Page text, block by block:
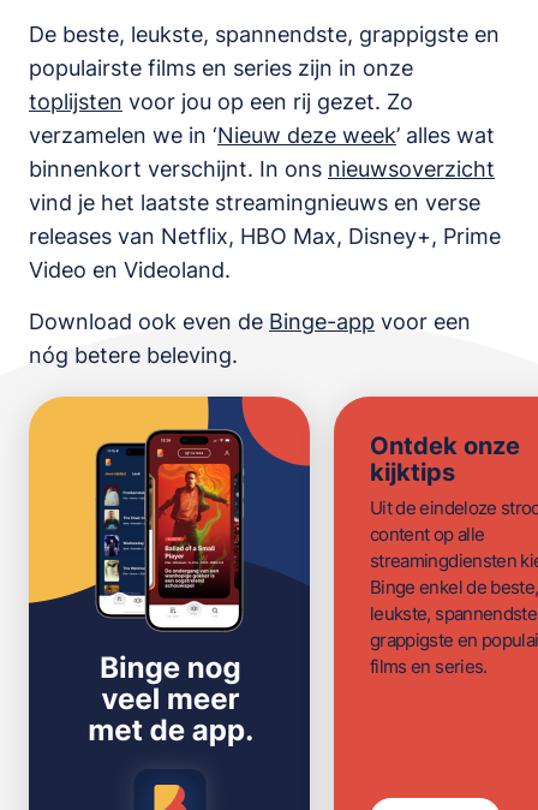
De beste, leukste, spannendste, grappigste en
populairste films en series zijn in onze
toplijsten voor jou op een rij gezet. Zo
verzamelen we in ‘Nieuw deze week’ alles wat
binnenkort verschijnt. In ons nieuwsoverzicht
vind je het laatste streamingnieuws en verse
releases van Netflix, HBO Max, Disney+, Prime
Video en Videoland.
Download ook even de Binge-app voor een
nóg betere beleving.
Ontdek onze
kijktips
Uit de eindeloze
content op alle
streamingdiensten
Binge enkel de beste,
leukste,
grappigste en
films en series.